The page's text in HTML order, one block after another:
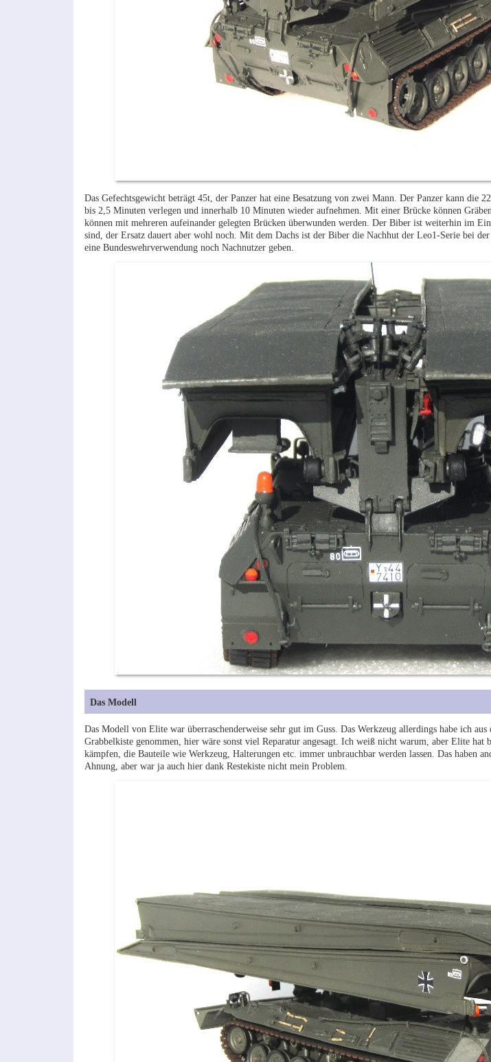
Das Gefechtsgewicht beträgt 45t, der Panzer hat eine Besatzung von zwei Mann. Der Panzer kann die
bis 2,5 Minuten verlegen und innerhalb 10 Minuten wieder aufnehmen. Mit einer Brücke können
können mit mehreren aufeinander gelegten Brücken überwunden werden. Der Biber ist weiterhin im
sind, der Ersatz dauert aber wohl noch. Mit dem Dachs ist der Biber die Nachhut der Leo1-Serie bei
eine Bundeswehrverwendung noch Nachnutzer geben.
Das Modell
Das Modell von Elite war überraschenderweise sehr gut im Guss. Das Werkzeug allerdings habe ich
Grabbelkiste genommen, hier wäre sonst viel Reparatur angesagt. Ich weiß nicht warum, aber Elite
kämpfen, die Bauteile wie Werkzeug, Halterungen etc. immer unbrauchbar werden lassen. Das haben
Ahnung, aber war ja auch hier dank Restekiste nicht mein Problem.